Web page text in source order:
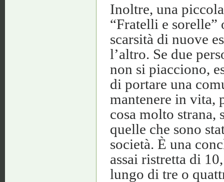
Inoltre, una
“Fratelli e
scarsità di nuove
l’altro. Se due
non si piacciono,
di portare una
mantenere in vita,
cosa molto strana,
quelle che sono
società. È una
assai ristretta di
lungo di tre o